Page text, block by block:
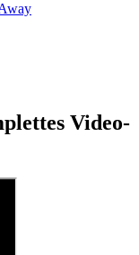
Video-